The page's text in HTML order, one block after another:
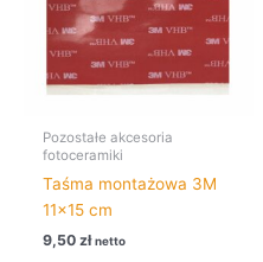
Pozostałe akcesoria
fotoceramiki
Taśma montażowa 3M
11×15 cm
9,50zł netto